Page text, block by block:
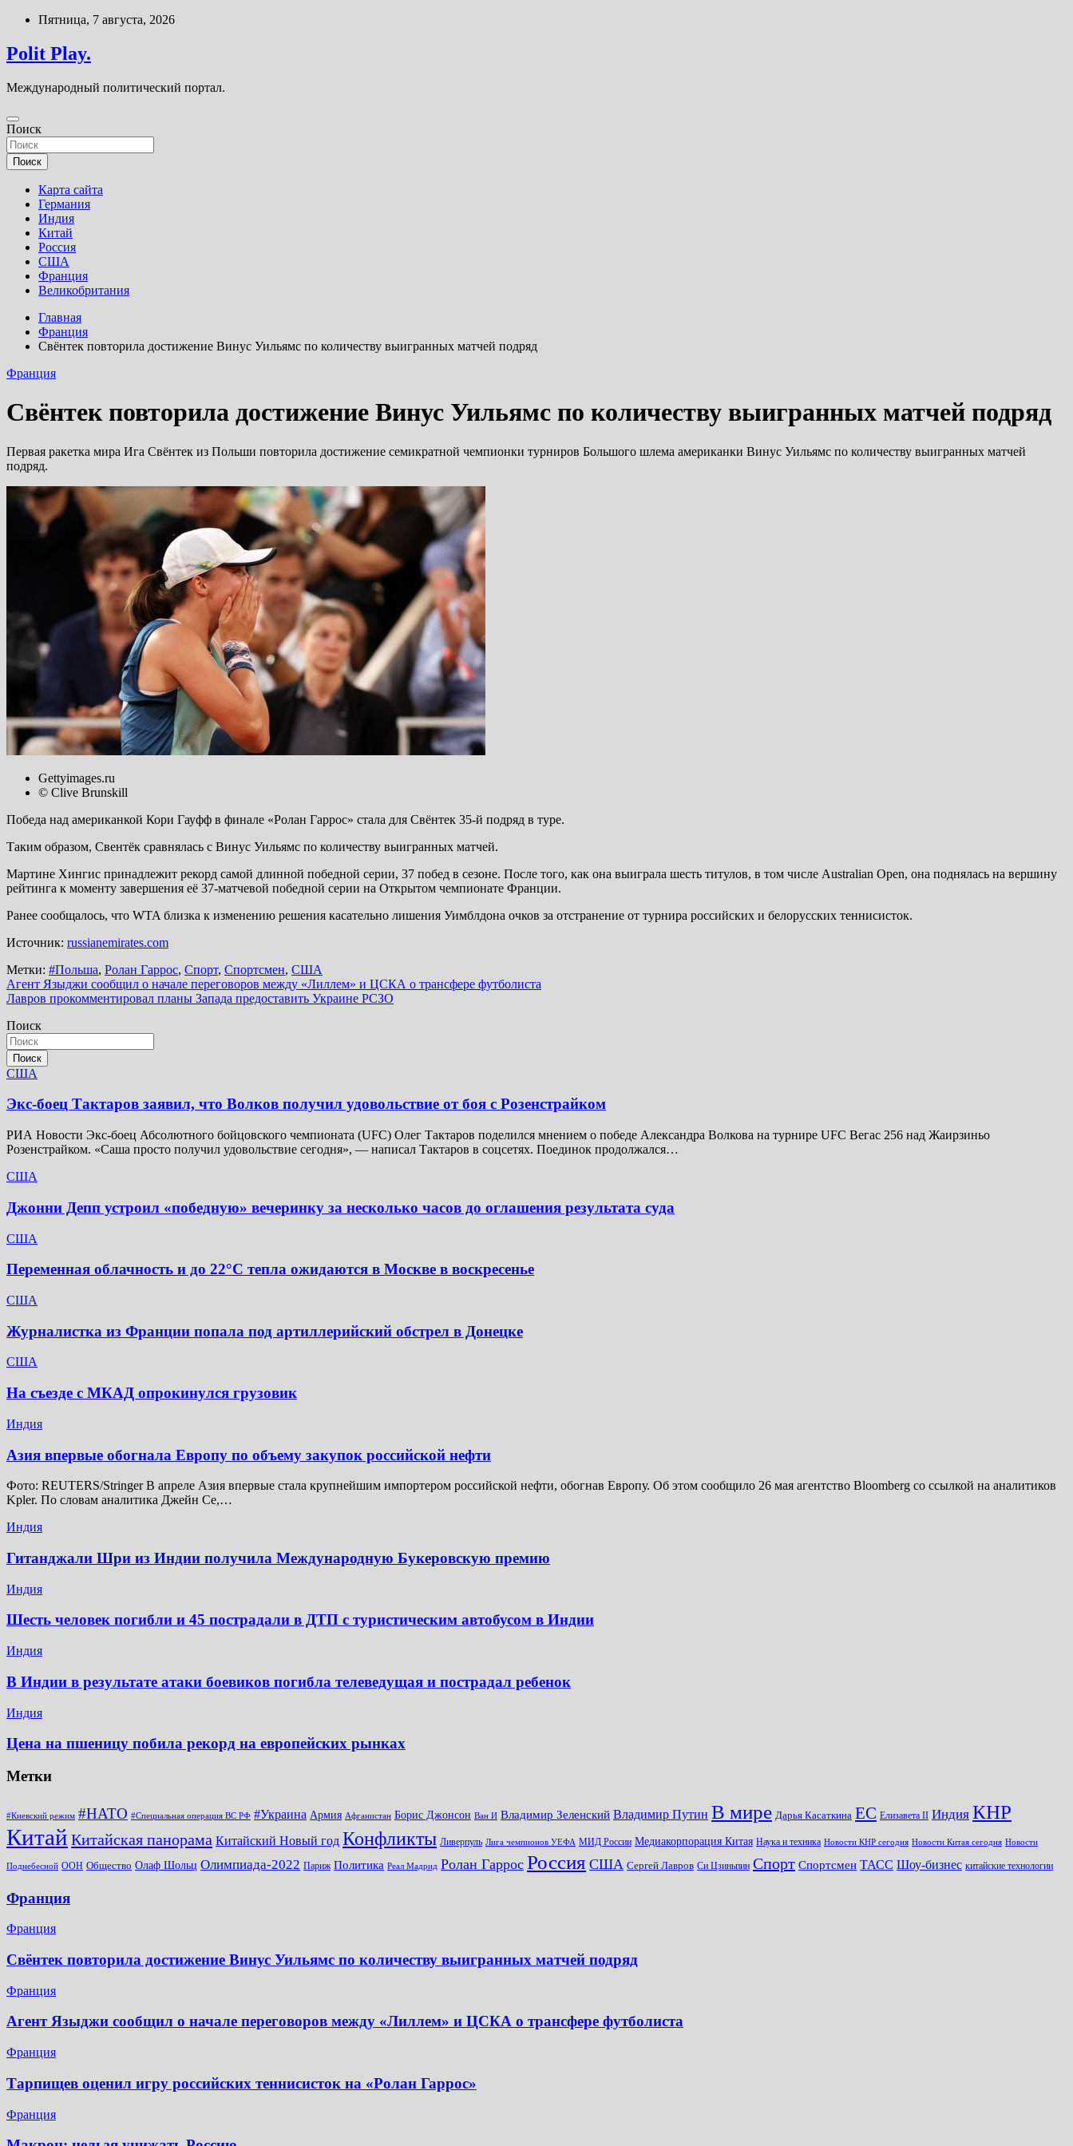
Перейти
содержимому
Пятница, 7 августа, 2026
Polit Play.
Международный политический портал.
Поиск
Поиск
Карта сайта
Германия
Индия
Китай
Россия
США
Франция
Великобритания
Главная
Франция
Свёнтек повторила достижение Винус Уильямс по количеству выигранных матчей подряд
Франция
Свёнтек повторила достижение Винус Уильямс по количеству выигранных матчей подряд
Первая ракетка мира Ига Свёнтек из Польши повторила достижение семикратной чемпионки турниров Большого шлема американки Винус Уильямс по количеству выигранных матчей
подряд.
Gettyimages.ru
© Clive Brunskill
Победа над американкой Кори Гауфф в финале «Ролан Гаррос» стала для Свёнтек 35-й подряд в туре.
Таким образом, Свентёк сравнялась с Винус Уильямс по количеству выигранных матчей.
Мартине Хингис принадлежит рекорд самой длинной победной серии, 37 побед в сезоне. После того, как она выиграла шесть титулов, в том числе Australian Open, она поднялась на вершину
рейтинга к моменту завершения её 37-матчевой победной серии на Открытом чемпионате Франции.
Ранее сообщалось, что WTA близка к изменению решения касательно лишения Уимблдона очков за отстранение от турнира российских и белорусских теннисисток.
Источник: russianemirates.com
Метки: #Польша, Ролан Гаррос, Спорт, Спортсмен, США
Навигация
по
записям
Агент Языджи сообщил о начале переговоров между «Лиллем» и ЦСКА о трансфере футболиста
Лавров прокомментировал планы Запада предоставить Украине РСЗО
Поиск
Поиск
США
Экс-боец Тактаров заявил, что Волков получил удовольствие от боя с Розенстрайком
РИА Новости Экс-боец Абсолютного бойцовского чемпионата (UFC) Олег Тактаров поделился мнением о победе Александра Волкова на турнире UFC Вегас 256 над Жаирзиньо
Розенстрайком. «Саша просто получил удовольствие сегодня», — написал Тактаров в соцсетях. Поединок продолжался…
США
Джонни Депп устроил «победную» вечеринку за несколько часов до оглашения результата суда
США
Переменная облачность и до 22°C тепла ожидаются в Москве в воскресенье
США
Журналистка из Франции попала под артиллерийский обстрел в Донецке
США
На съезде с МКАД опрокинулся грузовик
Индия
Азия впервые обогнала Европу по объему закупок российской нефти
Фото: REUTERS/Stringer В апреле Азия впервые стала крупнейшим импортером российской нефти, обогнав Европу. Об этом сообщило 26 мая агентство Bloomberg со ссылкой на аналитиков
Kpler. По словам аналитика Джейн Се,…
Индия
Гитанджали Шри из Индии получила Международную Букеровскую премию
Индия
Шесть человек погибли и 45 пострадали в ДТП с туристическим автобусом в Индии
Индия
В Индии в результате атаки боевиков погибла телеведущая и пострадал ребенок
Индия
Цена на пшеницу побила рекорд на европейских рынках
Метки
#Киевский режим #НАТО #Специальная операция ВС РФ #Украина Армия Афганистан Борис Джонсон Ван И Владимир Зеленский Владимир Путин В мире Дарья Касаткина ЕС Елизавета II Индия КНР
Китай Китайская панорама Китайский Новый год Конфликты Ливерпуль Лига чемпионов УЕФА МИД России Медиакорпорация Китая Наука и техника Новости КНР сегодня Новости Китая сегодня Новости
Поднебесной ООН Общество Олаф Шольц Олимпиада-2022 Париж Политика Реал Мадрид Ролан Гаррос Россия США Сергей Лавров Си Цзиньпин Спорт Спортсмен ТАСС Шоу-бизнес китайские технологии
Франция
Франция
Свёнтек повторила достижение Винус Уильямс по количеству выигранных матчей подряд
Франция
Агент Языджи сообщил о начале переговоров между «Лиллем» и ЦСКА о трансфере футболиста
Франция
Тарпищев оценил игру российских теннисисток на «Ролан Гаррос»
Франция